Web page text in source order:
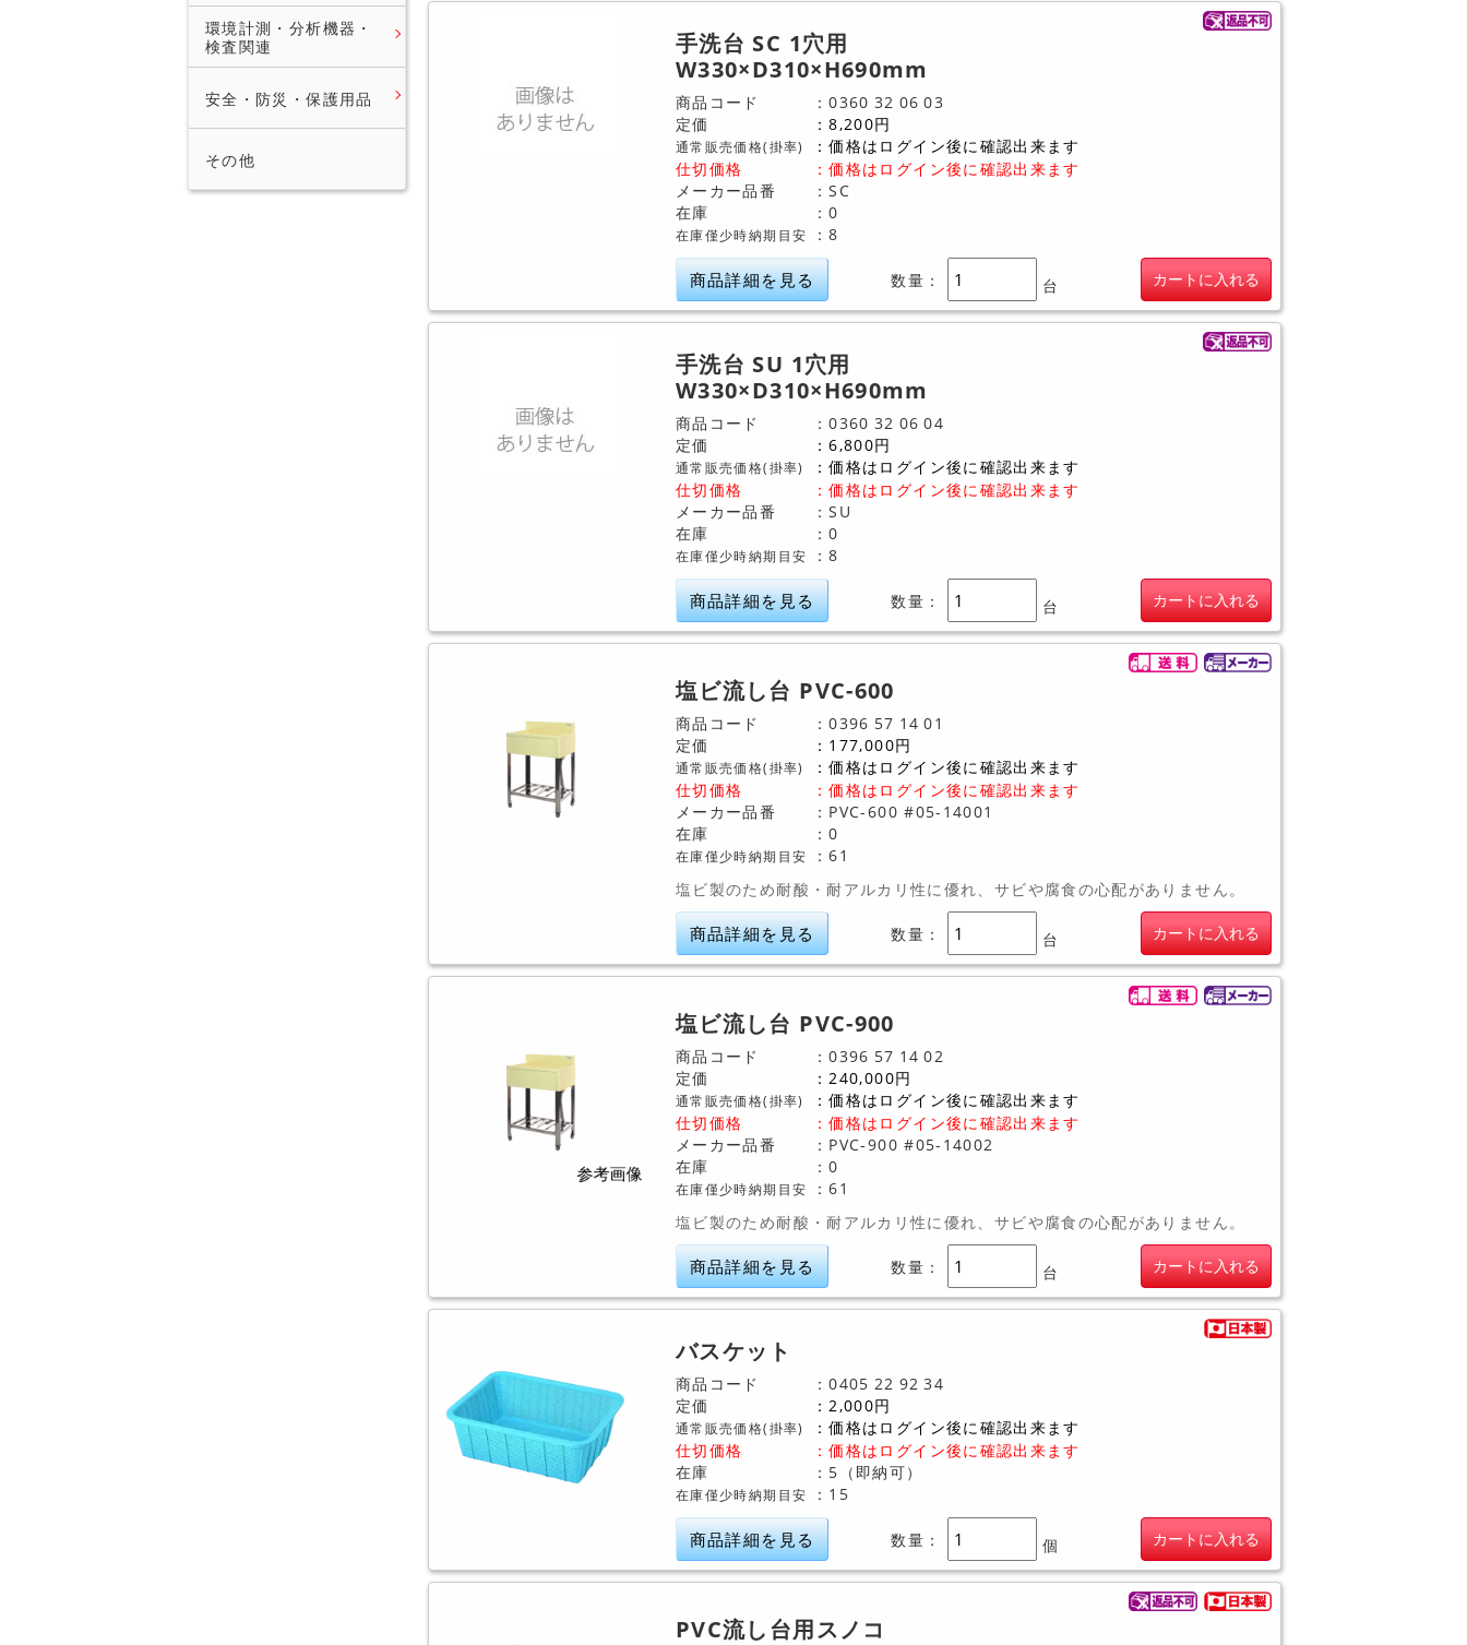
環境計測・分析機器・
検査関連
安全・防災・保護用品
その他
手洗台 SC 1穴用
W330×D310×H690mm
商品コード 0360 32 06 03
定価
8,200円
通常販売価格(掛率)
価格はログイン後に確認出来ます
仕切価格
：価格はログイン後に確認出来ます
メーカー品番
SC
在庫
0
在庫僅少時納期目安 8
商品詳細を見る 数量： 台 カートに入れる
手洗台 SU 1穴用
W330×D310×H690mm
商品コード 0360 32 06 04
定価
6,800円
通常販売価格(掛率)
価格はログイン後に確認出来ます
仕切価格
：価格はログイン後に確認出来ます
メーカー品番
SU
在庫
0
在庫僅少時納期目安 8
商品詳細を見る 数量： 台 カートに入れる
塩ビ流し台 PVC-600
商品コード 0396 57 14 01
定価
177,000円
通常販売価格(掛率)
価格はログイン後に確認出来ます
仕切価格
：価格はログイン後に確認出来ます
メーカー品番
PVC-600 #05-14001
在庫
0
在庫僅少時納期目安
61
塩ビ製のため耐酸・耐アルカリ性に優れ、サビや腐食の心配がありません。
商品詳細を見る 数量： 台 カートに入れる
塩ビ流し台 PVC-900
商品コード 0396 57 14 02
定価
240,000円
通常販売価格(掛率)
価格はログイン後に確認出来ます
仕切価格
：価格はログイン後に確認出来ます
メーカー品番
PVC-900 #05-14002
在庫
0
在庫僅少時納期目安
61
塩ビ製のため耐酸・耐アルカリ性に優れ、サビや腐食の心配がありません。
商品詳細を見る 数量： 台 カートに入れる
バスケット
商品コード 0405 22 92 34
定価
2,000円
通常販売価格(掛率)
価格はログイン後に確認出来ます
仕切価格
：価格はログイン後に確認出来ます
在庫
5（即納可）
在庫僅少時納期目安 15
商品詳細を見る 数量： 個 カートに入れる
PVC流し台用スノコ